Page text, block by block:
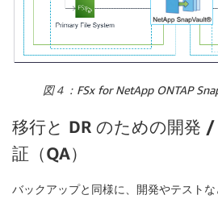
図４：FSx for NetApp ONTAP
移行と DR のための開発
証（QA）
バックアップと同様に、開発やテスト